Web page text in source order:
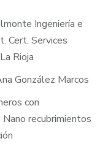
Ingeniería e
Cert. Services
Rioja
González Marcos
con
recubrimientos